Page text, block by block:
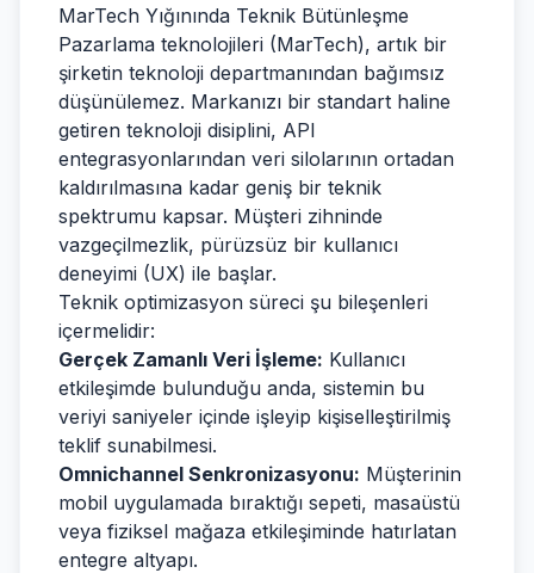
MarTech Yığınında Teknik Bütünleşme
Pazarlama teknolojileri (MarTech), artık bir
şirketin teknoloji departmanından bağımsız
düşünülemez. Markanızı bir standart haline
getiren teknoloji disiplini, API
entegrasyonlarından veri silolarının ortadan
kaldırılmasına kadar geniş bir teknik
spektrumu kapsar. Müşteri zihninde
vazgeçilmezlik, pürüzsüz bir kullanıcı
deneyimi (UX) ile başlar.
Teknik optimizasyon süreci şu bileşenleri
içermelidir:
Gerçek Zamanlı Veri İşleme: Kullanıcı
etkileşimde bulunduğu anda, sistemin bu
veriyi saniyeler içinde işleyip kişiselleştirilmiş
teklif sunabilmesi.
Omnichannel Senkronizasyonu: Müşterinin
mobil uygulamada bıraktığı sepeti, masaüstü
veya fiziksel mağaza etkileşiminde hatırlatan
entegre altyapı.